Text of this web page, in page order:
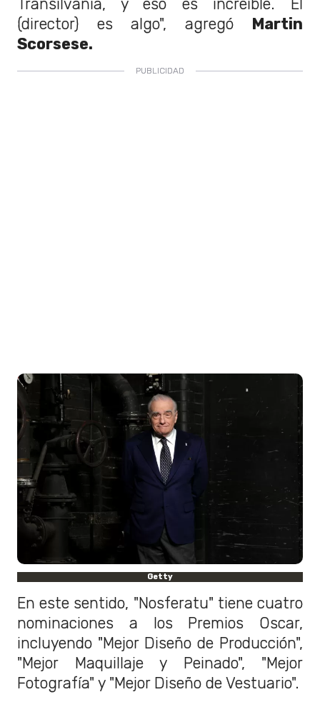
Transilvania, y eso es increíble. Él
(director) es algo", agregó Martin
Scorsese.
Getty
En este sentido, "Nosferatu" tiene cuatro
nominaciones a los Premios Oscar,
incluyendo "Mejor Diseño de Producción",
"Mejor Maquillaje y Peinado", "Mejor
Fotografía" y "Mejor Diseño de Vestuario".